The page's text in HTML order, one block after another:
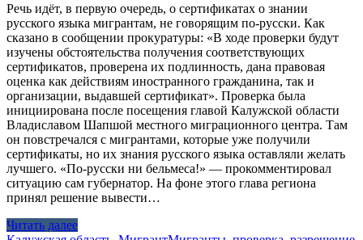
Речь идёт, в первую очередь, о сертификатах о знании
русского языка мигрантам, не говорящим по-русски. Как
сказано в сообщении прокуратуры: «В ходе проверки будут
изучены обстоятельства получения соответствующих
сертификатов, проверена их подлинность, дана правовая
оценка как действиям иностранного гражданина, так и
организации, выдавшей сертификат». Проверка была
инициирована после посещения главой Калужской области
Владиславом Шапшой местного миграционного центра. Там
он повстречался с мигрантами, которые уже получили
сертификаты, но их знания русского языка оставляли желать
лучшего. «По-русски ни бельмеса!» — прокомментировал
ситуацию сам губернатор. На фоне этого глава региона
принял решение вывести…
Читать далее